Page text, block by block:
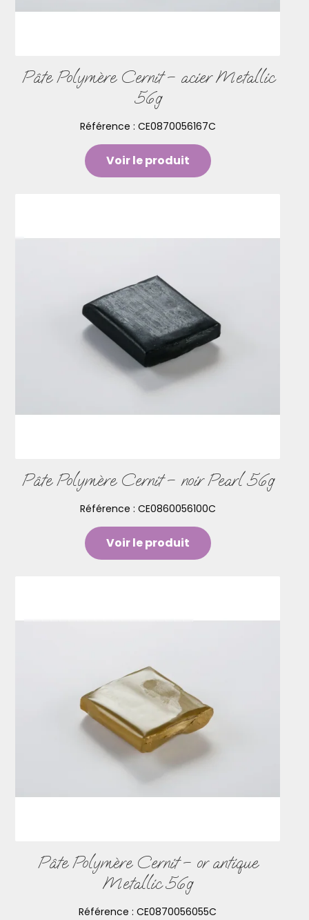
Pâte Polymère Cernit – acier Metallic
56g
Référence : CE0870056167C
Voir le produit
Pâte Polymère Cernit – noir Pearl 56g
Référence : CE0860056100C
Voir le produit
Pâte Polymère Cernit – or antique
Metallic 56g
Référence : CE0870056055C